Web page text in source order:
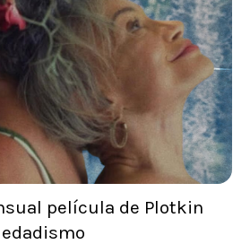
película de Plotkin